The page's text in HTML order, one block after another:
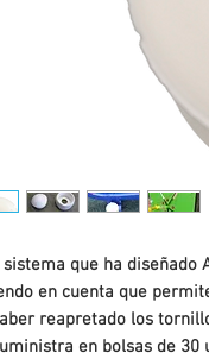
sistema que ha diseñado
en cuenta que
reapretado los
en bolsas de 30